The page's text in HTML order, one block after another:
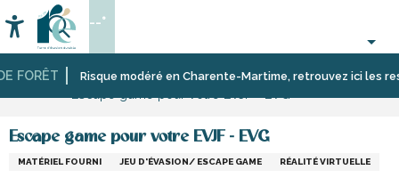
au
contenu
principal
Risque modéré en Charente-Martime, retrouvez ici les
Accessibilité
Recherche
--°
Accueil
Activités,
et
Escape game pour votre EVJF - EVG
MATÉRIEL FOURNI JEU D'ÉVASION/ ESCAPE GAME RÉALITÉ VIRTUELLE